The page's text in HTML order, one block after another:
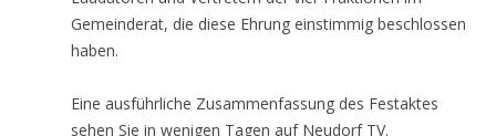
Gemeinderat, die diese Ehrung einstimmig beschlossen
haben.
Eine ausführliche Zusammenfassung des Festaktes
sehen Sie in wenigen Tagen auf Neudorf TV.